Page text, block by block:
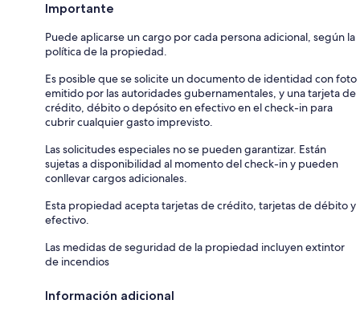
Importante
Puede aplicarse un cargo por cada persona adicional, según la
política de la propiedad.
Es posible que se solicite un documento de identidad con foto
emitido por las autoridades gubernamentales, y una tarjeta de
crédito, débito o depósito en efectivo en el check-in para
cubrir cualquier gasto imprevisto.
Las solicitudes especiales no se pueden garantizar. Están
sujetas a disponibilidad al momento del check-in y pueden
conllevar cargos adicionales.
Esta propiedad acepta tarjetas de crédito, tarjetas de débito y
efectivo.
Las medidas de seguridad de la propiedad incluyen extintor
de incendios
Información adicional